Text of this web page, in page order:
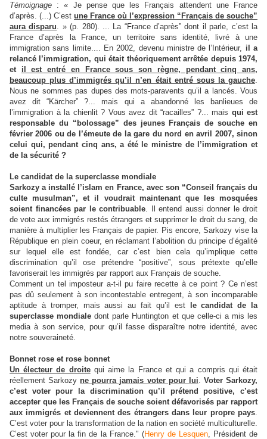
Témoignage : « Je pense que les Français attendent une France
d’après. (...) C’est une France où l’expression “Français de souche”
aura disparu. » (p. 280). ... La “France d’après” dont il parle, c’est la
France d’après la France, un territoire sans identité, livré à une
immigration sans limite.... En 2002, devenu ministre de l’Intérieur, il a
relancé l’immigration, qui était théoriquement arrêtée depuis 1974,
et il est entré en France sous son règne, pendant cinq ans,
beaucoup plus d’immigrés qu’il n’en était entré sous la gauche.
Nous ne sommes pas dupes des mots-paravents qu’il a lancés. Vous
avez dit “Kärcher” ?... mais qui a abandonné les banlieues de
l’immigration à la chienlit ? Vous avez dit “racailles” ?... mais qui est
responsable du “bolossage” des jeunes Français de souche en
février 2006 ou de l’émeute de la gare du nord en avril 2007, sinon
celui qui, pendant cinq ans, a été le ministre de l’immigration et
de la sécurité ?
Le candidat de la superclasse mondiale
Sarkozy a installé l’islam en France, avec son “Conseil français du
culte musulman”, et il voudrait maintenant que les mosquées
soient financées par le contribuable. Il entend aussi donner le droit
de vote aux immigrés restés étrangers et supprimer le droit du sang, de
manière à multiplier les Français de papier. Pis encore, Sarkozy vise la
République en plein coeur, en réclamant l’abolition du principe d’égalité
sur lequel elle est fondée, car c’est bien cela qu’implique cette
discrimination qu’il ose prétendre “positive”, sous prétexte qu’elle
favoriserait les immigrés par rapport aux Français de souche.
Comment un tel imposteur a-t-il pu faire recette à ce point ? Ce n’est
pas dû seulement à son incontestable entregent, à son incomparable
aptitude à tromper, mais aussi au fait qu’il est
le candidat de la
superclasse mondiale dont parle Huntington et que celle-ci a mis les
media à son service, pour qu’il fasse disparaître notre identité, avec
notre souveraineté.
Bonnet rose et rose bonnet
Un électeur de droitequi aime la France et qui a compris qui était
réellement Sarkozyne pourra jamais voter pour lui. Voter Sarkozy,
c’est voter pour la discrimination qu’il prétend positive, c’est
accepter que les Français de souche soient défavorisés par rapport
aux immigrés et deviennent des étrangers dans leur propre pays.
C’est voter pour la transformation de la nation en société multiculturelle.
C’est voter pour la fin de la France." (Henry de Lesquen, Président de